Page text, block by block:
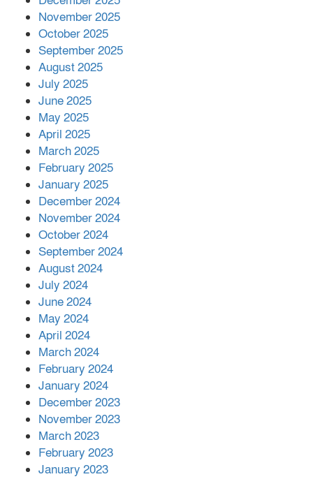
পর ফোন তারেক রহমানের,গ্যাস সঙ্কট
সহায়তা দিলেন সাচিং প্রু জেরী
November 2025
October 2025
September 2025
August 2025
July 2025
June 2025
May 2025
April 2025
March 2025
February 2025
January 2025
December 2024
November 2024
October 2024
September 2024
August 2024
July 2024
June 2024
May 2024
April 2024
March 2024
February 2024
January 2024
December 2023
November 2023
March 2023
February 2023
January 2023